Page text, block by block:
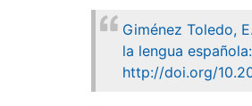
Giménez Toledo,
la lengua
http://doi.org/